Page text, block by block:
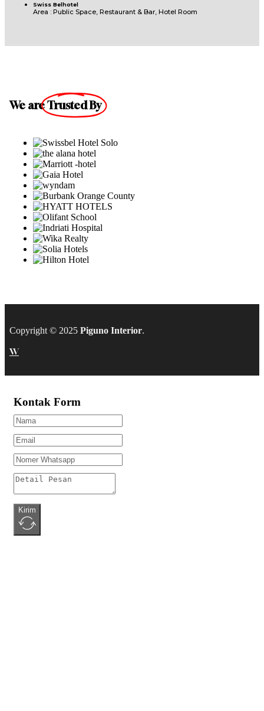
Swiss Belhotel
Area : Public Space, Restaurant & Bar, Hotel Room
We areTrusted By
Copyright © 2025 Piguno Interior.
W
Kontak Form
Kirim